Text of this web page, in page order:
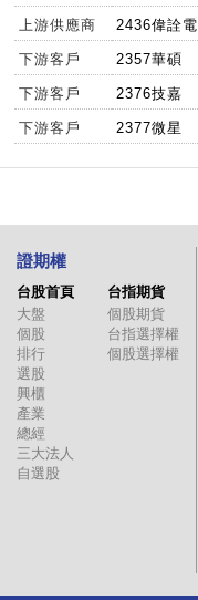
上游供應商 2436偉詮電
下游客戶 2357華碩
下游客戶 2376技嘉
下游客戶 2377微星
證期權
台股首頁
大盤
個股
排行
選股
興櫃
產業
總經
三大法人
自選股
台指期貨
個股期貨
台指選擇權
個股選擇權